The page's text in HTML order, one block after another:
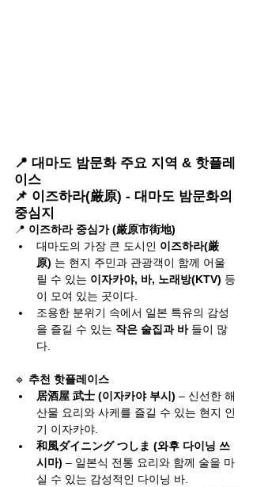
📍 대마도 밤문화 주요 지역 & 핫플레
이스
📌 이즈하라(厳原) - 대마도 밤문화의
중심지
📍 이즈하라 중심가 (厳原市街地)
대마도의 가장 큰 도시인 이즈하라(厳
原) 는 현지 주민과 관광객이 함께 어울
릴 수 있는 이자카야, 바, 노래방(KTV) 등
이 모여 있는 곳이다.
조용한 분위기 속에서 일본 특유의 감성
을 즐길 수 있는 작은 술집과 바 들이 많
다.
🔹 추천 핫플레이스
居酒屋 武士 (이자카야 부시) – 신선한 해
산물 요리와 사케를 즐길 수 있는 현지 인
기 이자카야.
和風ダイニング つしま (와후 다이닝 쓰
시마) – 일본식 전통 요리와 함께 술을 마
실 수 있는 감성적인 다이닝 바.